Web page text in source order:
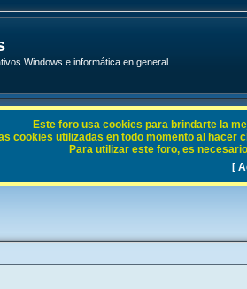
Windows e informática en general
Este foro usa cookies para brindarte la
cookies utilizadas en todo momento al
Para utilizar este foro, es
[